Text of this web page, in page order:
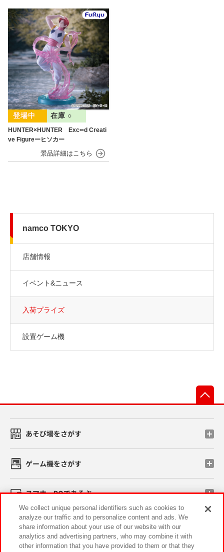
HUNTER×HUNTER Exc∞d Creati
ve Figureーヒソカー
在庫 ○
namco TOKYO
店舗情報
イベント&ニュース
入荷プライズ
設置ゲーム機
あそび場をさがす
ゲーム機をさがす
スマホ・PCであそぶ
イベント・キャンペーン
We collect unique personal identifiers such as cookies to
analyze our traffic and to personalize content and ads. We
share information about your use of our website with our
analytics and advertising partners, who may combine it with
other information that you have provided to them or that they